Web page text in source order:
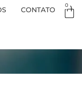
CONTATO
0